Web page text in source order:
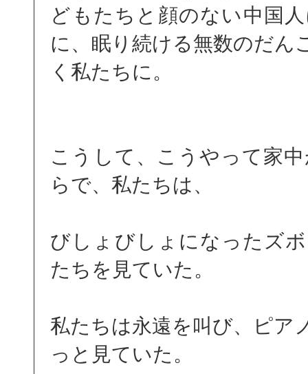
どもたちと顔のない中国
に、眠り続ける無数のだん
く私たちに。
こうして、こうやって家
らで、私たちは、
びしょびしょになったズ
たちを見ていた。
私たちは永遠を叫び、ピア
っと見ていた。